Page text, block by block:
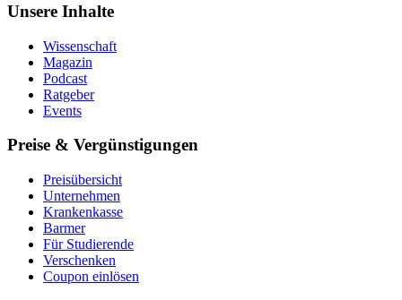
Unsere Inhalte
Wissenschaft
Magazin
Podcast
Ratgeber
Events
Preise & Vergünstigungen
Preisübersicht
Unternehmen
Krankenkasse
Barmer
Für Studierende
Ver­schen­ken
Coupon einlösen